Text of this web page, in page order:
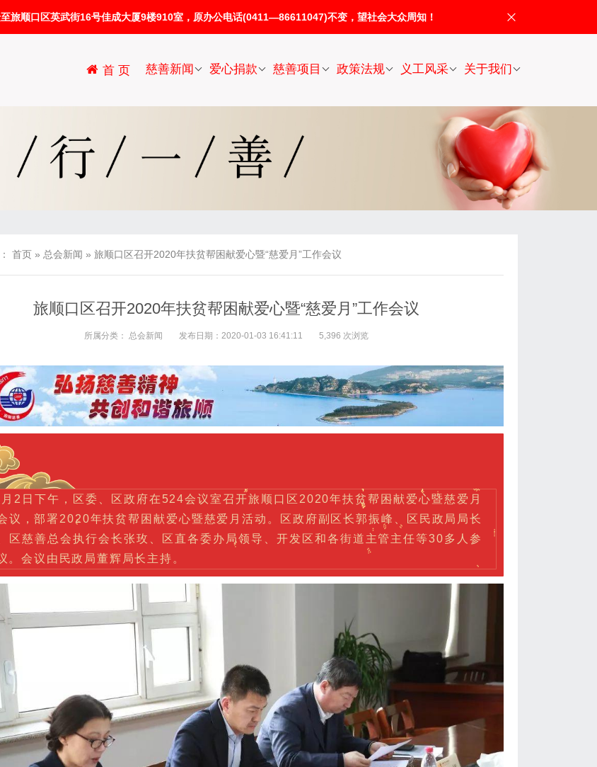
旅顺口区英武街16号佳成大厦9楼910室，原办公电话(0411—86611047)不变，望社会大众周知！
首 页 慈善新闻 爱心捐款 慈善项目 政策法规 义工风采 关于我们
首页 » 总会新闻 » 旅顺口区召开2020年扶贫帮困献爱心暨“慈爱月”工作会议
旅顺口区召开2020年扶贫帮困献爱心暨“慈爱月”工作会议
所属分类： 总会新闻 发布日期：2020-01-03 16:41:11 5,396 次浏览
2日下午，区委、区政府在524会议室召开旅顺口区2020年扶贫帮困献爱心暨慈爱月
议，部署2020年扶贫帮困献爱心暨慈爱月活动。区政府副区长郭振峰、区民政局局长
区慈善总会执行会长张玫、区直各委办局领导、开发区和各街道主管主任等30多人参
。会议由民政局董辉局长主持。